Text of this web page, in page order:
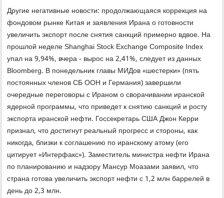
Другие негативные новости: продолжающаяся коррекция на
фондовом рынке Китая и заявления Ирана о готовности
увеличить экспорт после снятия санкций примерно вдвое. На
прошлой неделе Shanghai Stock Exchange Composite Index
упал на 9,94%, вчера - вырос на 2,41%, следует из данных
Bloomberg. В понедельник главы МИДов «шестерки» (пять
постоянных членов СБ ООН и Германия) завершили
очередные переговоры с Ираном о сворачивании иранской
ядерной программы, что приведет к снятию санкций и росту
экспорта иранской нефти. Госсекретарь США Джон Керри
признал, что достигнут реальный прогресс и стороны, как
никогда, близки к соглашению по иранскому атому (его
цитирует «Интерфакс»). Заместитель министра нефти Ирана
по планированию и надзору Мансур Моазами заявил, что
страна готова увеличить экспорт нефти с 1,2 млн баррелей в
день до 2,3 млн.